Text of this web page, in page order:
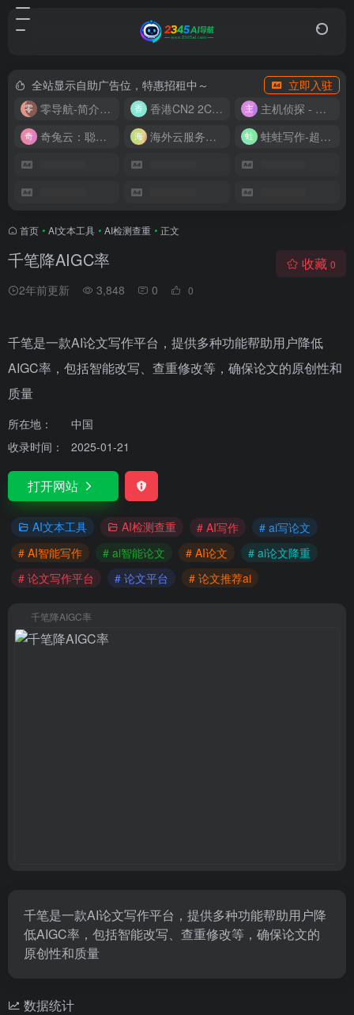
全站显示自助广告位，特惠招租中～
立即入驻
零导航-简介实用的网址导航
香港CN2 2C2G20M 9.9/月
主机侦探 - 少花钱，用好云
奇兔云：聪明人的“省”钱计划！
海外云服务器全网最低价 蛙蛙写作-超级AI智能写作助手
首页 • AI文本工具 • AI检测查重 • 正文
千笔降AIGC率
2年前更新 3,848 0 0
收藏 0
千笔是一款AI论文写作平台，提供多种功能帮助用户降低
AIGC率，包括智能改写、查重修改等，确保论文的原创性和
质量
所在地：
中国
收录时间：
2025-01-21
打开网站
AI文本工具 AI检测查重 # AI写作
# ai写论文
# AI智能写作
# ai智能论文 # AI论文
# ai论文降重
# 论文写作平台
# 论文平台 # 论文推荐ai
千笔降AIGC率
千笔是一款AI论文写作平台，提供多种功能帮助用户降
低AIGC率，包括智能改写、查重修改等，确保论文的
原创性和质量
数据统计